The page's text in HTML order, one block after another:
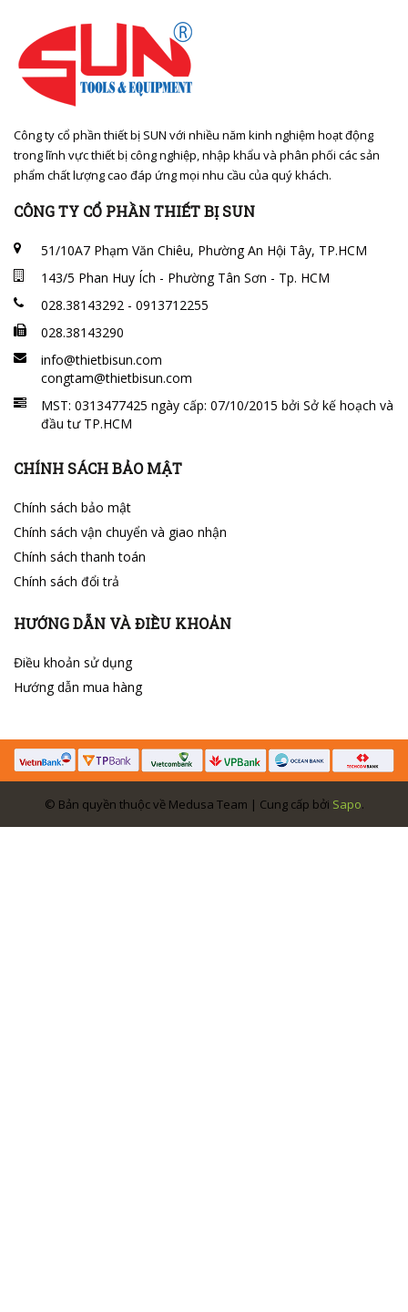
Công ty cổ phần thiết bị SUN với nhiều năm kinh nghiệm hoạt động
trong lĩnh vực thiết bị công nghiệp, nhập khẩu và phân phối các sản
phẩm chất lượng cao đáp ứng mọi nhu cầu của quý khách.
CÔNG TY CỔ PHẦN THIẾT BỊ SUN
51/10A7 Phạm Văn Chiêu, Phường An Hội Tây, TP.HCM
143/5 Phan Huy Ích - Phường Tân Sơn - Tp. HCM
028.38143292 - 0913712255
028.38143290
info@thietbisun.com
congtam@thietbisun.com
MST: 0313477425 ngày cấp: 07/10/2015 bởi Sở kế hoạch và
đầu tư TP.HCM
CHÍNH SÁCH BẢO MẬT
Chính sách bảo mật
Chính sách vận chuyển và giao nhận
Chính sách thanh toán
Chính sách đổi trả
HƯỚNG DẪN VÀ ĐIỀU KHOẢN
Điều khoản sử dụng
Hướng dẫn mua hàng
© Bản quyền thuộc về Medusa Team | Cung cấp bởi Sapo.